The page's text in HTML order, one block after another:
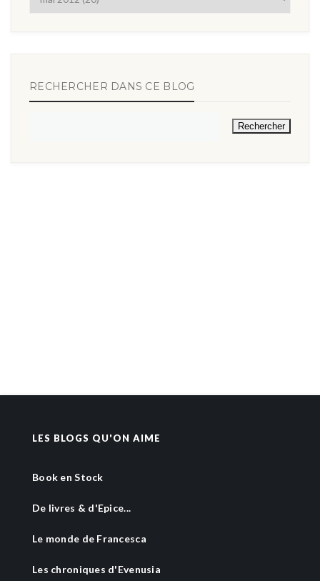
RECHERCHER DANS CE BLOG
LES BLOGS QU'ON AIME
Book en Stock
De livres & d'Epice...
Le monde de Francesca
Les chroniques d'Evenusia